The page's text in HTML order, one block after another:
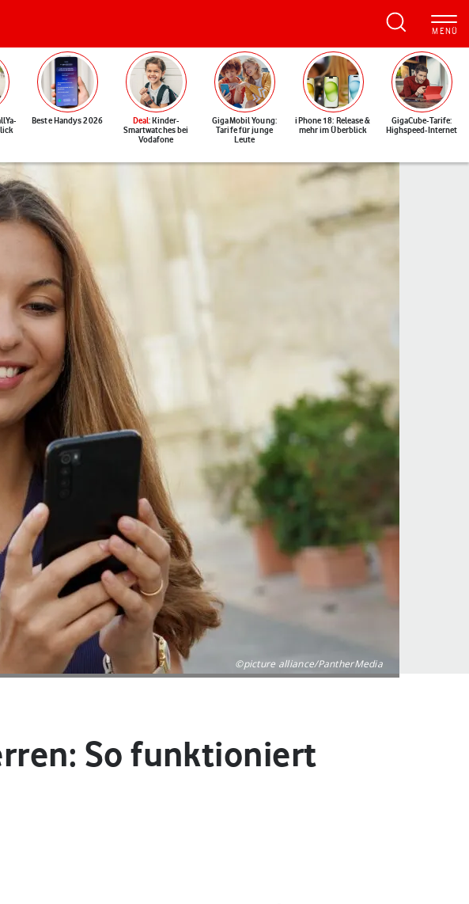
Beste Handys 2026 Deal: Kinder-
Smartwatches bei
Vodafone
GigaMobil Young:
Tarife für junge
Leute
iPhone 18: Release &
mehr im Überblick
GigaCube-Tarife:
Highspeed-Internet
©picture alliance/PantherMedia
So funktioniert